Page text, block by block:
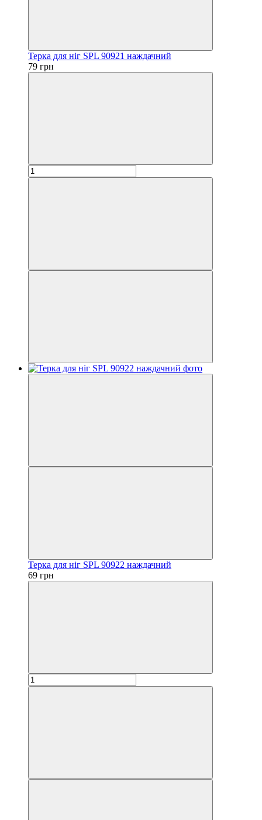
Терка для ніг SPL 90921 наждачний
79 грн
Терка для ніг SPL 90922 наждачний
69 грн